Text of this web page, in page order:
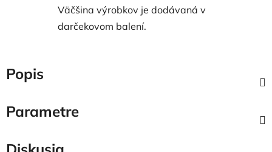
Väčšina výrobkov je dodávaná v
darčekovom balení.
Popis
Parametre